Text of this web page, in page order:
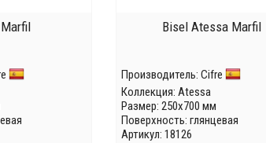
Bisel Atessa Marfil
Производитель: Cifre
Коллекция: Atessa
Размер: 250x700 мм
Поверхность: глянцевая
Артикул: 18126